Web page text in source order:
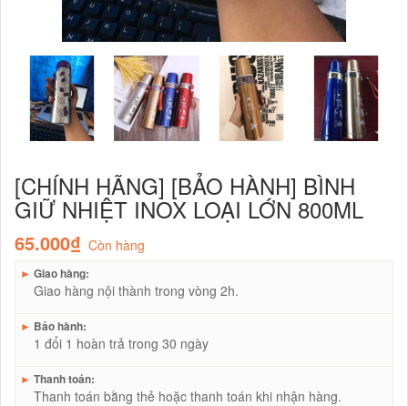
[CHÍNH HÃNG] [BẢO HÀNH] BÌNH
GIỮ NHIỆT INOX LOẠI LỚN 800ML
65.000₫ Còn hàng
► Giao hàng:
Giao hàng nội thành trong vòng 2h.
► Bảo hành:
1 đổi 1 hoàn trả trong 30 ngày
► Thanh toán:
Thanh toán bằng thẻ hoặc thanh toán khi nhận hàng.